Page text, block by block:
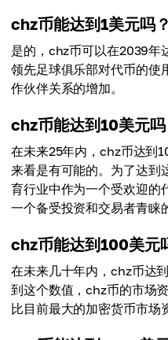
chz币能达到1美元吗？
是的，chz币可以在2039年
领先足球俱乐部对代币的使
作伙伴关系的增加。
chz币能达到10美元吗
在未来25年内，chz币达到
来看是有可能的。为了达到
育行业中作为一个受欢迎的
一个备受投资和交易者青睐
chz币能达到100美元
在未来几十年内，chz币达
到这个数值，chz币的市场
比目前最大的加密货币市场